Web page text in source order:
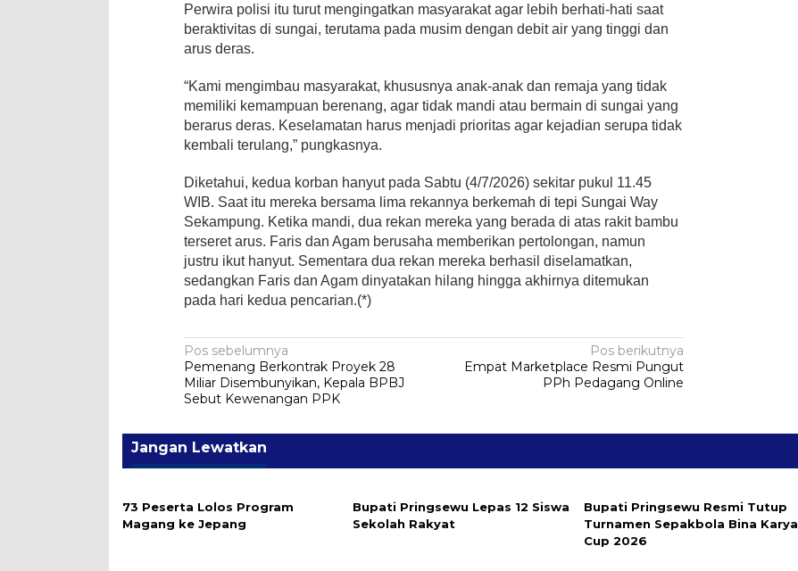
Perwira polisi itu turut mengingatkan masyarakat agar lebih berhati-hati saat
beraktivitas di sungai, terutama pada musim dengan debit air yang tinggi dan
arus deras.
“Kami mengimbau masyarakat, khususnya anak-anak dan remaja yang tidak
memiliki kemampuan berenang, agar tidak mandi atau bermain di sungai yang
berarus deras. Keselamatan harus menjadi prioritas agar kejadian serupa tidak
kembali terulang,” pungkasnya.
Diketahui, kedua korban hanyut pada Sabtu (4/7/2026) sekitar pukul 11.45
WIB. Saat itu mereka bersama lima rekannya berkemah di tepi Sungai Way
Sekampung. Ketika mandi, dua rekan mereka yang berada di atas rakit bambu
terseret arus. Faris dan Agam berusaha memberikan pertolongan, namun
justru ikut hanyut. Sementara dua rekan mereka berhasil diselamatkan,
sedangkan Faris dan Agam dinyatakan hilang hingga akhirnya ditemukan
pada hari kedua pencarian.(*)
Navigasi
pos
Pos sebelumnya
Pemenang Berkontrak Proyek 28
Miliar Disembunyikan, Kepala BPBJ
Sebut Kewenangan PPK
Pos berikutnya
Empat Marketplace Resmi Pungut
PPh Pedagang Online
Jangan Lewatkan
73 Peserta Lolos Program
Magang ke Jepang
Bupati Pringsewu Lepas 12 Siswa
Sekolah Rakyat
Bupati Pringsewu Resmi Tutup
Turnamen Sepakbola Bina Karya
Cup 2026